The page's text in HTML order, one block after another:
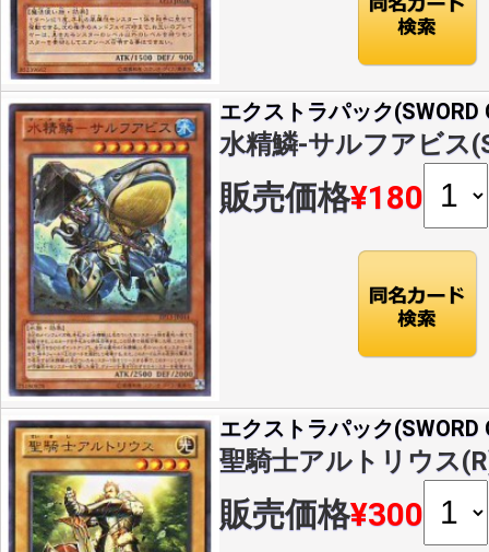
エクストラパック(SWORD
水精鱗-サルフアビス
販売価格¥180
エクストラパック(SWORD
聖騎士アルトリウス
販売価格¥300